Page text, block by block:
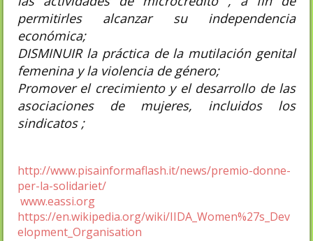
permitirles alcanzar su independencia
económica;
DISMINUIR la práctica de la mutilación genital
femenina y la violencia de género;
Promover el crecimiento y el desarrollo de las
asociaciones de mujeres, incluidos los
sindicatos ;
http://www.pisainformaflash.it/news/premio-donne-
per-la-solidariet/
www.eassi.org
https://en.wikipedia.org/wiki/IIDA_Women%27s_Dev
elopment_Organisation